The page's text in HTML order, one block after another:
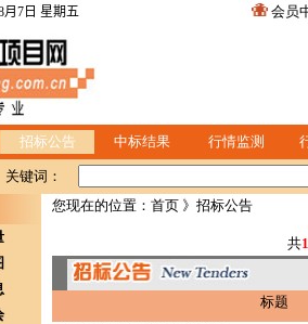
月7日 星期五 会员
招标公告 中标结果 行情监测
关键词：
您现在的位置： 首页 》招标公告
共
标题